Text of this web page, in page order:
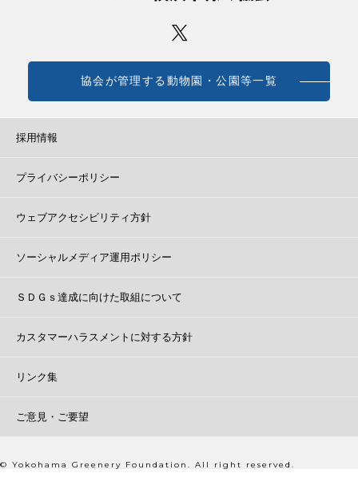
協会が管理する動物園・公園等一覧
採用情報
プライバシーポリシー
ウェブアクセシビリティ方針
ソーシャルメディア運用ポリシー
ＳＤＧｓ達成に向けた取組について
カスタマーハラスメントに対する方針
リンク集
ご意見・ご要望
© Yokohama Greenery Foundation. All right reserved.